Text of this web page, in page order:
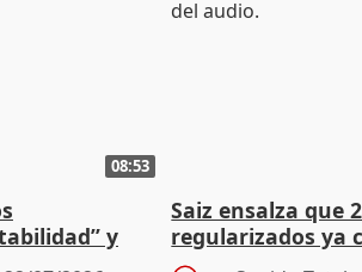
08:53
y
con Feijóo
Saiz ensalza que
regularizados ya
Comunitat